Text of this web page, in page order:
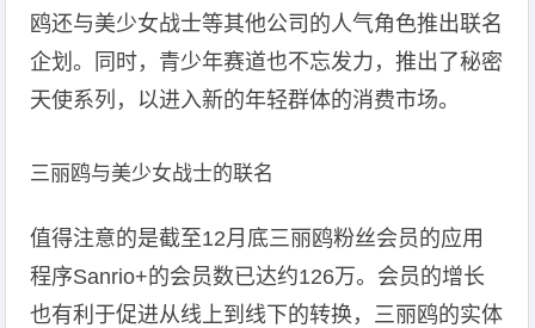
鸥还与美少女战士等其他公司的人气角色推出联名
企划。同时，青少年赛道也不忘发力，推出了秘密
天使系列，以进入新的年轻群体的消费市场。
三丽鸥与美少女战士的联名
值得注意的是截至12月底三丽鸥粉丝会员的应用
程序Sanrio+的会员数已达约126万。会员的增长
也有利于促进从线上到线下的转换，三丽鸥的实体